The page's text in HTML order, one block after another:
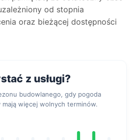
od stopnia
oraz bieżącej dostępności
z usługi?
budowlanego, gdy pogoda
więcej wolnych terminów.